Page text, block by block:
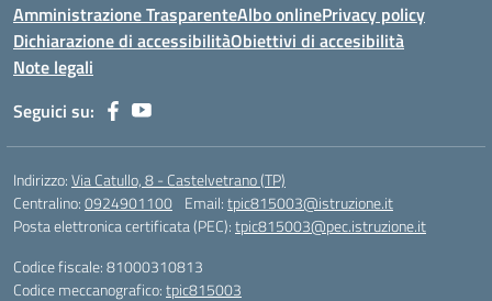
Amministrazione TrasparenteAlbo onlinePrivacy policy
Dichiarazione di accessibilitàObiettivi di accesibilità
Note legali
Seguici su:
Indirizzo:Via Catullo, 8 - Castelvetrano (TP)
Centralino:0924901100 Email:tpic815003@istruzione.it
Posta elettronica certificata (PEC):tpic815003@pec.istruzione.it
Codice fiscale: 81000310813
Codice meccanografico:tpic815003